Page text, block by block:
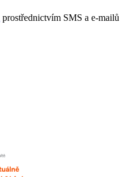
prostřednictvím SMS a e-mailů